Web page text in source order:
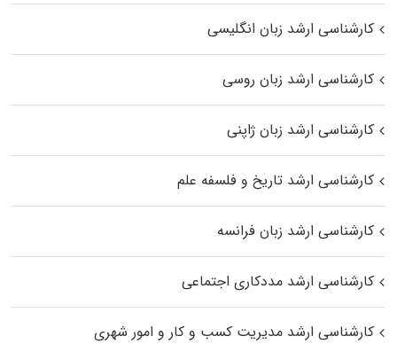
کارشناسی ارشد زبان انگلیسی
کارشناسی ارشد زبان روسی
کارشناسی ارشد زبان ژاپنی
کارشناسی ارشد تاریخ و فلسفه علم
کارشناسی ارشد زبان فرانسه
کارشناسی ارشد مددکاری اجتماعی
کارشناسی ارشد مدیریت کسب و کار و امور شهری